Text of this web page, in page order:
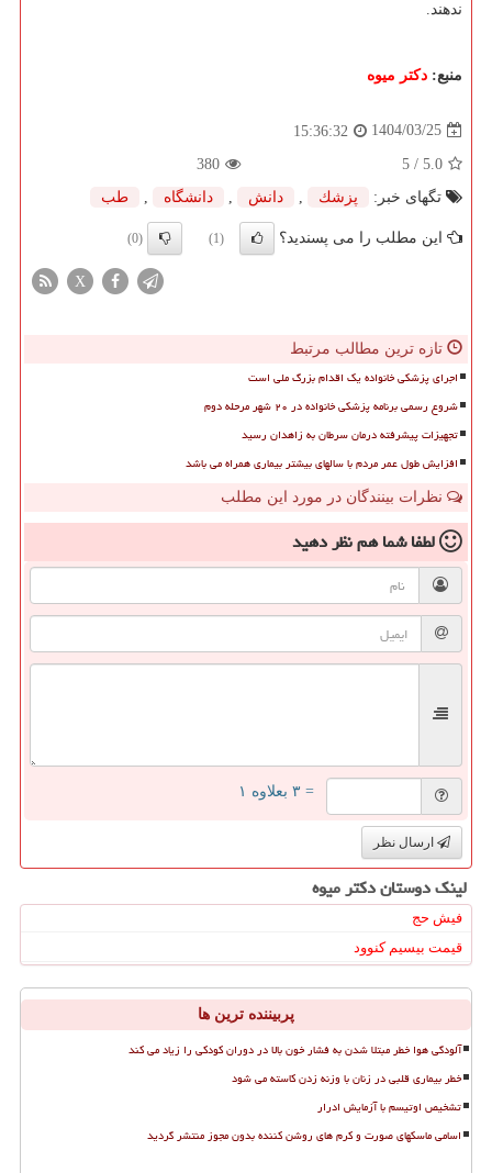
ندهند.
منبع: دكتر میوه
1404/03/25
15:36:32
5.0
/ 5
380
تگهای خبر:
پزشك , دانش , دانشگاه , طب
این مطلب را می پسندید؟ (1)
(0)
X
تازه ترین مطالب مرتبط
اجرای پزشکی خانواده یک اقدام بزرگ ملی است
شروع رسمی برنامه پزشکی خانواده در ۲۰ شهر مرحله دوم
تجهیزات پیشرفته درمان سرطان به زاهدان رسید
افزایش طول عمر مردم با سالهای بیشتر بیماری همراه می باشد
نظرات بینندگان در مورد این مطلب
لطفا شما همنظر دهید
= ۳ بعلاوه ۱
ارسال نظر
لینک دوستان دكتر میوه
فیش حج
قیمت بیسیم کنوود
پربیننده ترین ها
آلودگی هوا خطر مبتلا شدن به فشار خون بالا در دوران کودکی را زیاد می کند
خطر بیماری قلبی در زنان با وزنه زدن کاسته می شود
تشخیص اوتیسم با آزمایش ادرار
اسامی ماسکهای صورت و کرم های روشن کننده بدون مجوز منتشر گردید